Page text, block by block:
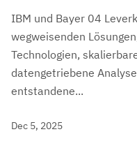
IBM und Bayer 04
wegweisenden
Technologien,
datengetriebene
entstandene...
Dec 5, 2025